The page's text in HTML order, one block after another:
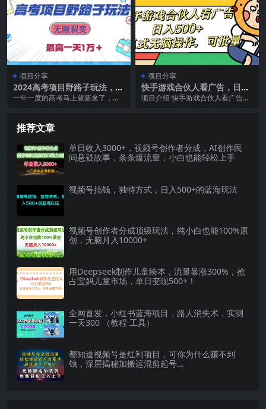
项目分享
2024高考项目野路子玩法，无
限裂变，最高一天1W＋！
一年一度的高考马上就要来了，每
项目分享
快手游戏合伙人看广告，日入
500+ 傻瓜式无脑操作，可批
项目介绍 快手游戏合伙人看广告，
推荐文章
单日收入3000+，视频号创作者分成，AI创作民
间悬疑故事，条条爆流量，小白也能轻松上手
视频号搞钱，独特方式，日入500+的蓝海玩法
视频号创作者分成顶级玩法，纯小白也能100%原
创，无脑月入10000+
用Deepseek制作儿童绘本，流量暴涨300%，抢
占宝妈儿童市场，单日变现500+！
全网首发，小红书蓝海项目，路人消失术，实测
一天300 （教程 工具）
都知道视频号是红利项目，可你为什么赚不到
钱，深层揭秘加搬运混剪起号…